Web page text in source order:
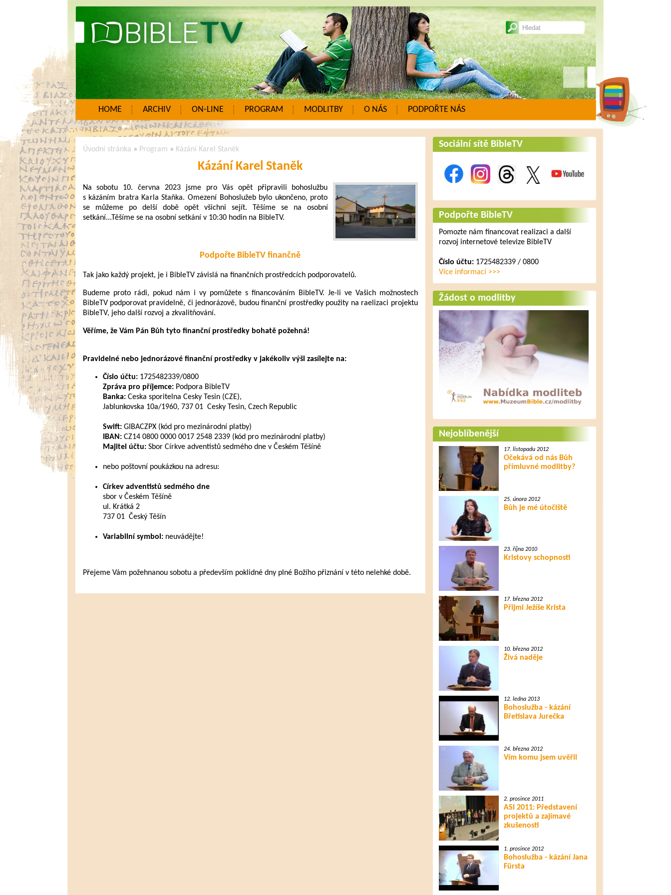
HOME ARCHIV ON-LINE PROGRAM MODLITBY O NÁS PODPOŘTE NÁS
Úvodní stránka » Program » Kázání Karel Staněk
Kázání Karel Staněk
Na sobotu 10. června 2023 jsme pro Vás opět připravili bohoslužbu
s kázáním bratra Karla Staňka. Omezení Bohoslužeb bylo ukončeno, proto
se můžeme po delší době opět všichni sejít. Těšíme se na osobní
setkání...Těšíme se na osobní setkání v 10:30 hodin na BibleTV.
Podpořte BibleTV finančně
Tak jako každý projekt, je i BibleTV závislá na finančních prostředcích podporovatelů.
Budeme proto rádi, pokud nám i vy pomůžete s financováním BibleTV. Je-li ve Vašich možnostech
BibleTV podporovat pravidelně, či jednorázově, budou finanční prostředky použity na raelizaci projektu
BibleTV, jeho další rozvoj a zkvalitňování.
Věříme, že Vám Pán Bůh tyto finanční prostředky bohatě požehná!
Pravidelné nebo jednorázové finanční prostředky v jakékoliv výši zasílejte na:
Číslo účtu:1725482339/0800
Zpráva pro příjemce:Podpora BibleTV
Banka:Ceska sporitelna Cesky Tesin (CZE),
Jablunkovska 10a/1960, 737 01 Cesky Tesin, Czech Republic
Swift:GIBACZPX (kód pro mezinárodní platby)
IBAN:CZ14 0800 0000 0017 2548 2339 (kód pro mezinárodní platby)
Majitel účtu:Sbor Církve adventistů sedmého dne v Českém Těšíně
nebo poštovní poukázkou na adresu:
Církev adventistů sedmého dne
sbor v Českém Těšíně
ul. Krátká 2
737 01 Český Těšín
Variabilní symbol: neuvádějte!
Přejeme Vám požehnanou sobotu a především poklidné dny plné Božího přiznání v této nelehké době.
Sociální sítě BibleTV
Podpořte BibleTV
Pomozte nám financovat realizaci a další
rozvoj internetové televize BibleTV
Číslo účtu:1725482339 / 0800
Více informací >>>
Žádost o modlitby
Nejoblíbenější
17. listopadu 2012
Očekává od nás Bůh
přímluvné modlitby?
25. února 2012
Bůh je mé útočiště
23. října 2010
Kristovy schopnosti
17. března 2012
Přijmi Ježíše Krista
10. března 2012
Živá naděje
12. ledna 2013
Bohoslužba - kázání
Břetislava Jurečka
24. března 2012
Vím komu jsem uvěřil
2. prosince 2011
ASI 2011: Představení
projektů a zajímavé
zkušenosti
1. prosince 2012
Bohoslužba - kázání Jana
Fürsta